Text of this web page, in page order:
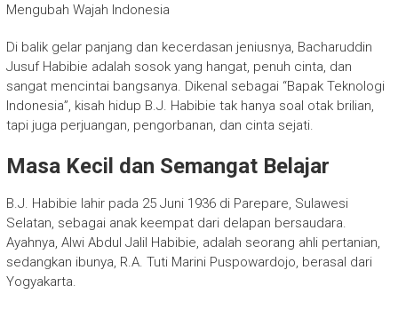
Mengubah Wajah Indonesia
Di balik gelar panjang dan kecerdasan jeniusnya, Bacharuddin
Jusuf Habibie adalah sosok yang hangat, penuh cinta, dan
sangat mencintai bangsanya. Dikenal sebagai “Bapak Teknologi
Indonesia”, kisah hidup B.J. Habibie tak hanya soal otak brilian,
tapi juga perjuangan, pengorbanan, dan cinta sejati.
Masa Kecil dan Semangat Belajar
B.J. Habibie lahir pada 25 Juni 1936 di Parepare, Sulawesi
Selatan, sebagai anak keempat dari delapan bersaudara.
Ayahnya, Alwi Abdul Jalil Habibie, adalah seorang ahli pertanian,
sedangkan ibunya, R.A. Tuti Marini Puspowardojo, berasal dari
Yogyakarta.